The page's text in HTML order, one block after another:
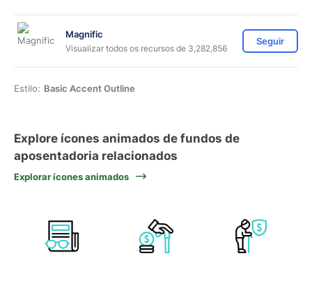
Magnific
Visualizar todos os recursos de 3,282,856
Seguir
Estilo: Basic Accent Outline
Explore ícones animados de fundos de
aposentadoria relacionados
Explorar ícones animados